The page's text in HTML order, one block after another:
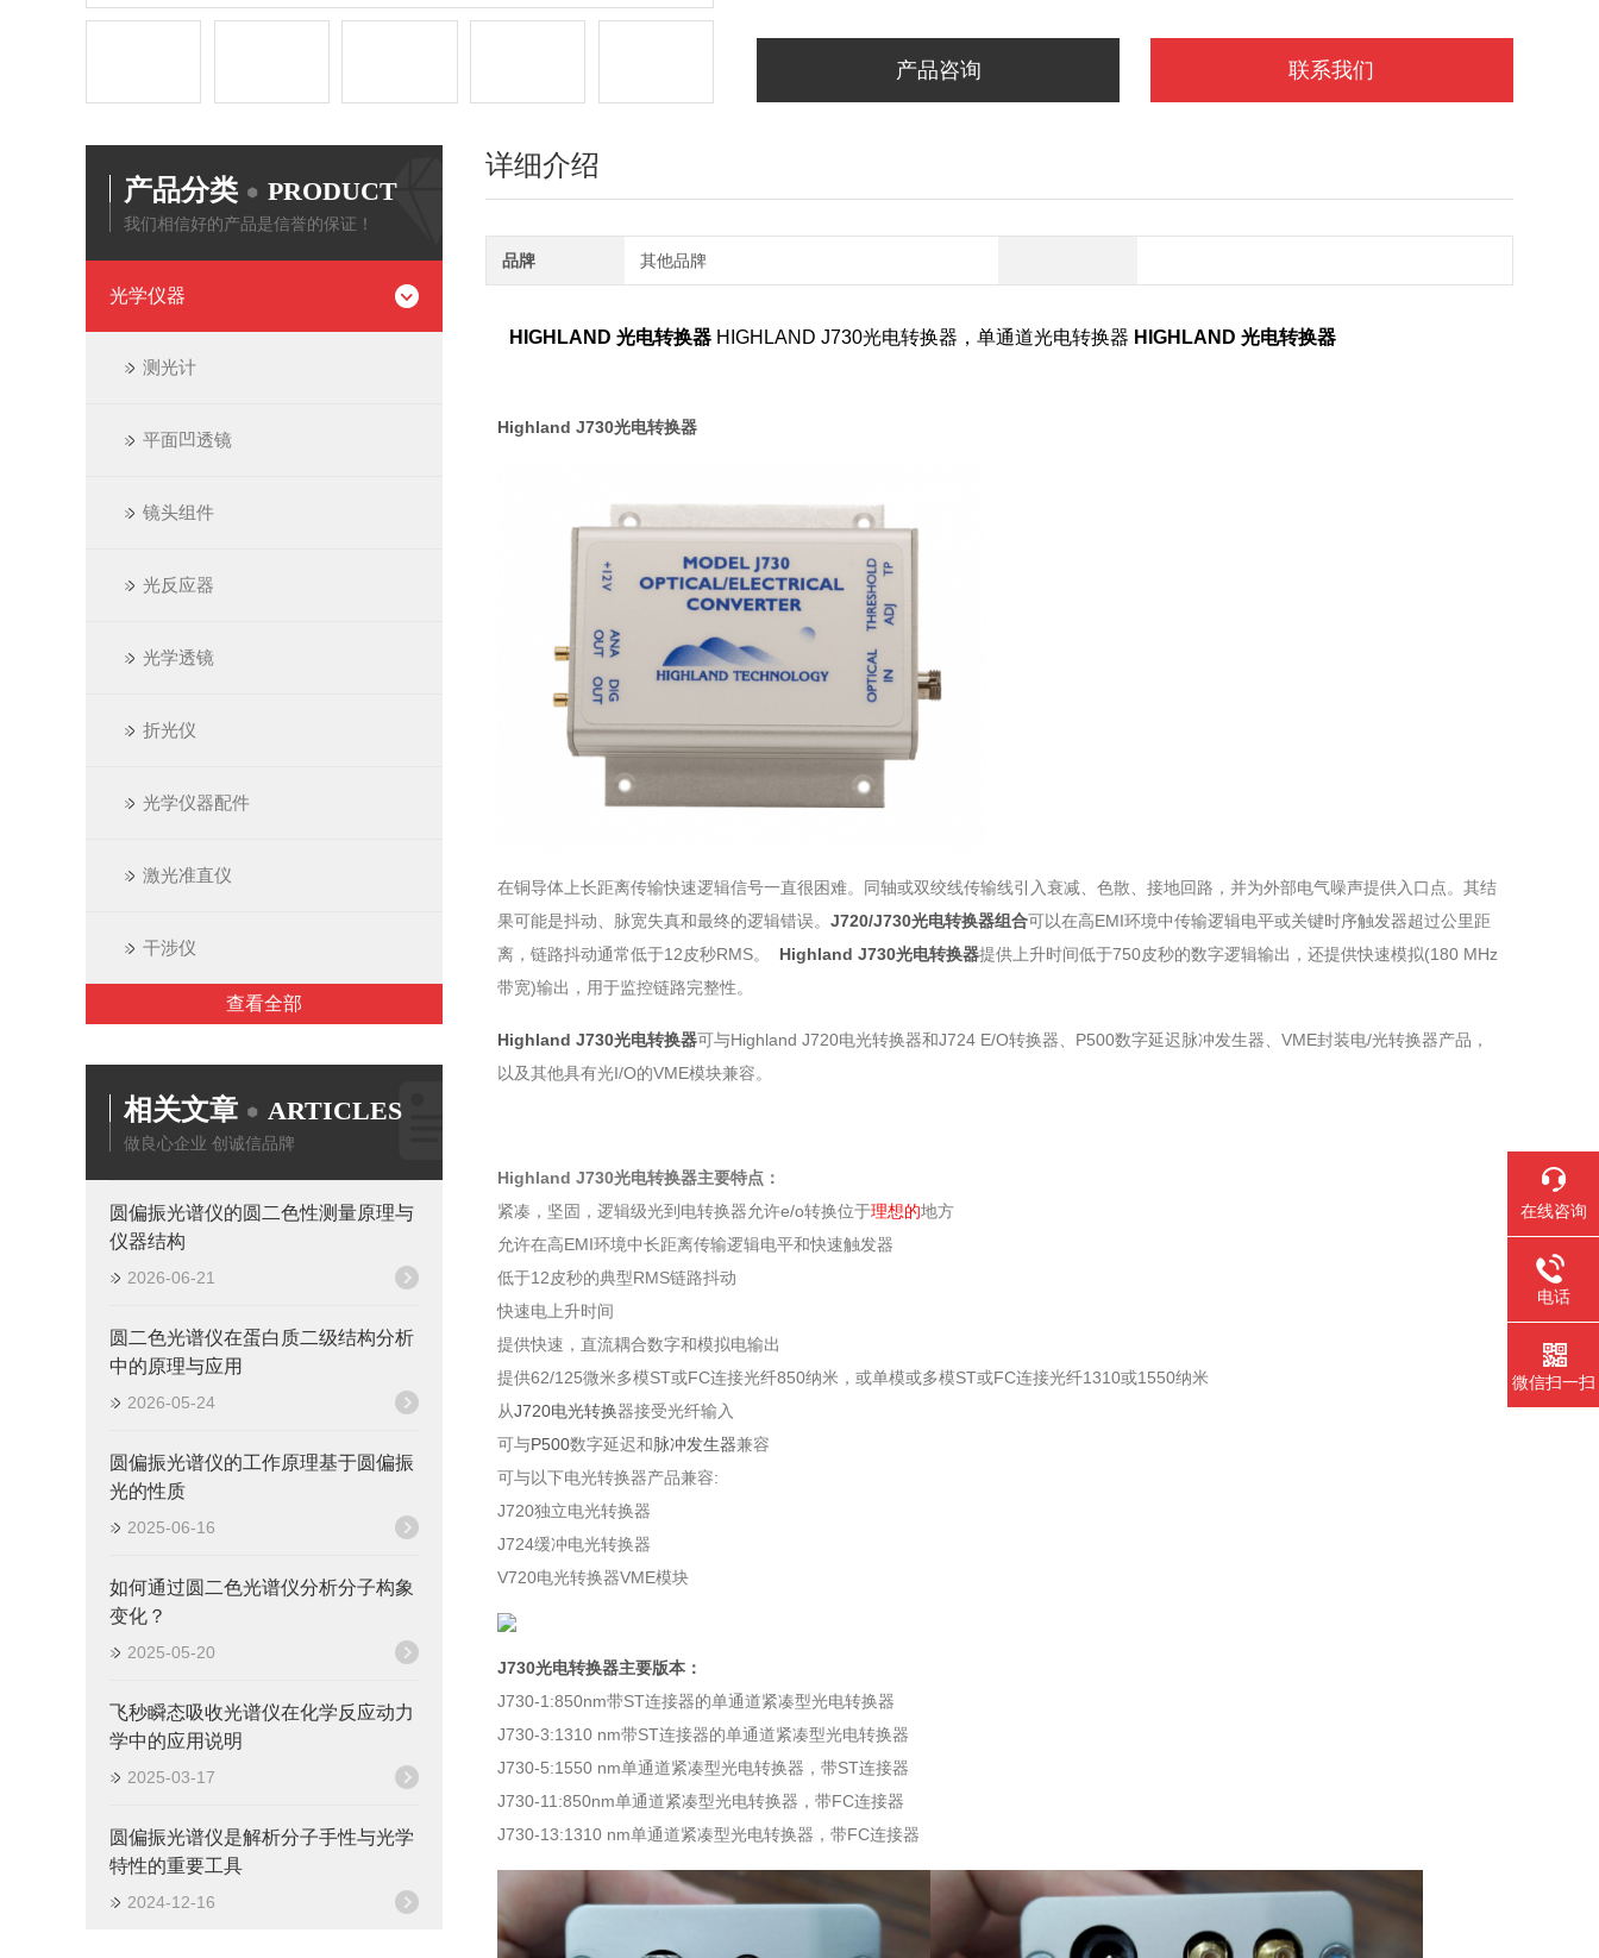
产品咨询 联系我们
产品分类 PRODUCT
我们相信好的产品是信誉的保证！
光学仪器
测光计
平面凹透镜
镜头组件
光反应器
光学透镜
折光仪
光学仪器配件
激光准直仪
干涉仪
查看全部
相关文章 ARTICLES
做良心企业 创诚信品牌
圆偏振光谱仪的圆二色性测量原理与
仪器结构
2026-06-21
圆二色光谱仪在蛋白质二级结构分析
中的原理与应用
2026-05-24
圆偏振光谱仪的工作原理基于圆偏振
光的性质
2025-06-16
如何通过圆二色光谱仪分析分子构象
变化？
2025-05-20
飞秒瞬态吸收光谱仪在化学反应动力
学中的应用说明
2025-03-17
圆偏振光谱仪是解析分子手性与光学
特性的重要工具
2024-12-16
详细介绍
品牌 其他品牌
HIGHLAND 光电转换器 HIGHLAND J730光电转换器，单通道光电转换器 HIGHLAND 光电转换器
Highland J730光电转换器
在铜导体上长距离传输快速逻辑信号一直很困难。同轴或双绞线传输线引入衰减、色散、接地回路，并为外部电气噪声提供入口点。其结
果可能是抖动、脉宽失真和最终的逻辑错误。 J720/J730光电转换器组合可以在高EMI环境中传输逻辑电平或关键时序触发器超过公里距
离，链路抖动通常低于12皮秒RMS。
Highland J730光电转换器提供上升时间低于750皮秒的数字逻辑输出，还提供快速模拟(180 MHz
带宽)输出，用于监控链路完整性。
Highland J730光电转换器可与Highland J720电光转换器和J724 E/O转换器、P500数字延迟脉冲发生器、VME封装电/光转换器产品，
以及其他具有光I/O的VME模块兼容。
Highland J730光电转换器主要特点：
紧凑，坚固，逻辑级光到电转换器允许e/o转换位于理想的地方
允许在高EMI环境中长距离传输逻辑电平和快速触发器
低于12皮秒的典型RMS链路抖动
快速电上升时间
提供快速，直流耦合数字和模拟电输出
提供62/125微米多模ST或FC连接光纤850纳米，或单模或多模ST或FC连接光纤1310或1550纳米
从J720电光转换器接受光纤输入
可与P500数字延迟和脉冲发生器兼容
可与以下电光转换器产品兼容:
J720独立电光转换器
J724缓冲电光转换器
V720电光转换器VME模块
J730光电转换器主要版本：
J730-1:850nm带ST连接器的单通道紧凑型光电转换器
J730-3:1310 nm带ST连接器的单通道紧凑型光电转换器
J730-5:1550 nm单通道紧凑型光电转换器，带ST连接器
J730-11:850nm单通道紧凑型光电转换器，带FC连接器
J730-13:1310 nm单通道紧凑型光电转换器，带FC连接器
在线咨询
电话
微信扫一扫